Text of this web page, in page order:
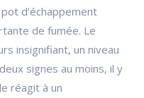
d’échappement
de fumée. Le
insignifiant, un niveau
signes au moins, il y
réagit à un